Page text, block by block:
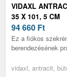
VIDAXL
35 X 101, 5 CM
94 660 Ft
Ez a fiókos
berendezésének
vidaxl, antracit,